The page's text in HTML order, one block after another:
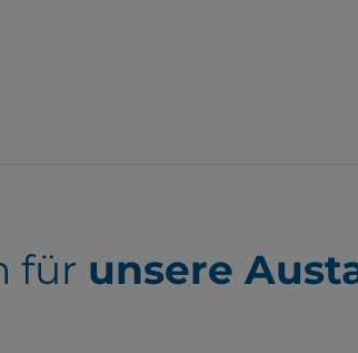
für unsere